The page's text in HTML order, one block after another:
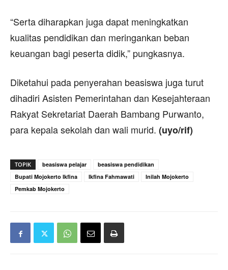
“Serta diharapkan juga dapat meningkatkan
kualitas pendidikan dan meringankan beban
keuangan bagi peserta didik,” pungkasnya.
Diketahui pada penyerahan beasiswa juga turut
dihadiri Asisten Pemerintahan dan Kesejahteraan
Rakyat Sekretariat Daerah Bambang Purwanto,
para kepala sekolah dan wali murid. (uyo/rif)
TOPIK beasiswa pelajar
beasiswa pendidikan
Bupati Mojokerto Ikfina
Ikfina Fahmawati
Inilah Mojokerto
Pemkab Mojokerto